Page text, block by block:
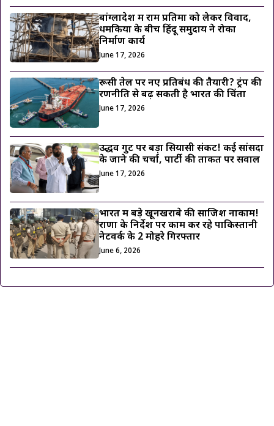
बांग्लादेश में राम प्रतिमा को लेकर विवाद,
धमकियों के बीच हिंदू समुदाय ने रोका
निर्माण कार्य
June 17, 2026
रूसी तेल पर नए प्रतिबंध की तैयारी? ट्रंप की
रणनीति से बढ़ सकती है भारत की चिंता
June 17, 2026
उद्धव गुट पर बड़ा सियासी संकट! कई सांसदों
के जाने की चर्चा, पार्टी की ताकत पर सवाल
June 17, 2026
भारत में बड़े खूनखराबे की साजिश नाकाम!
राणा के निर्देश पर काम कर रहे पाकिस्तानी
नेटवर्क के 2 मोहरे गिरफ्तार
June 6, 2026